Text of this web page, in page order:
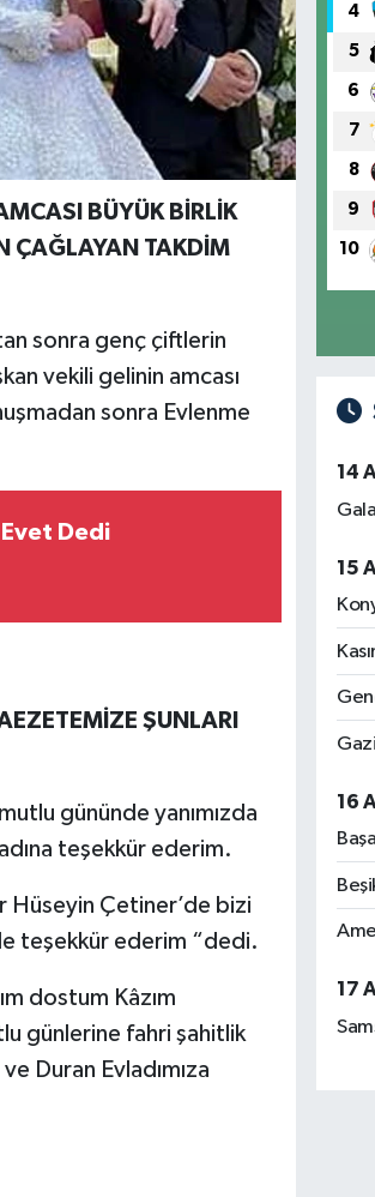
BÜYÜK BİRLİK
ÇAĞLAYAN TAKDİM
sonra genç çiftlerin
vekili gelinin amcası
sonra Evlenme
Dedi
ŞUNLARI
gününde yanımızda
teşekkür ederim.
Hüseyin Çetiner’de bizi
teşekkür ederim “dedi.
dostum Kâzım
günlerine fahri şahitlik
Duran Evladımıza
4
5
6
7
8
9
10
14
15
16
17